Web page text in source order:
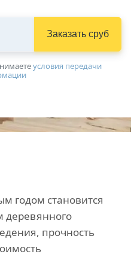
Заказать сруб
условия передачи
годом становится
деревянного
прочность